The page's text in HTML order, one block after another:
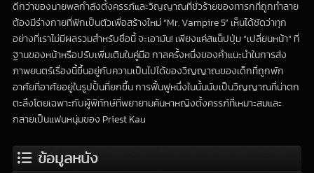
ดีกว่าของนายพลกำลังตั้งครรภ์และวิญญาณที่ชั่วร้ายของทารกที่ถูกทำลาย
ต้องมีร่างกายที่ฟักเป็นตัวเพื่อสร้างใหม่ “Mr. Vampire 5” เห็นได้ชัดว่าทุก
อย่างที่เราไม่มีผลรวมสำหรับชื่อนี้ จะเอามัน! เพียงแค่สแน็ปปุ่ม “เปลี่ยนหน้า” ที่
ฐานของหน้าหรือปรับเพิ่มเติมในคู่มือ กาลครั้งหนึ่งของคำแนะนำในการส่ง
ภาพยนตร์เรื่องนี้ขึ้นอยู่กับความเป็นไปได้ของวิญญาณของเด็กที่ถูกพัก
อาศัยที่อาศัยอยู่ในรูปปั้นที่ยกขึ้น การฟื้นฟูหนึ่งในนั้นนับเป็นวิญญาณที่น่าตก
ตะลึงโดยเฉพาะกับผู้พิทักษ์ที่พยายามค้นหาหญิงตั้งครรภ์ที่เหมาะสมและ
กลายเป็นแฟนหนุ่มของ Priest Kau
ข้อมูลหนัง